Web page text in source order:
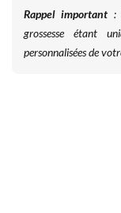
Rappel important :
grossesse étant
personnalisées de